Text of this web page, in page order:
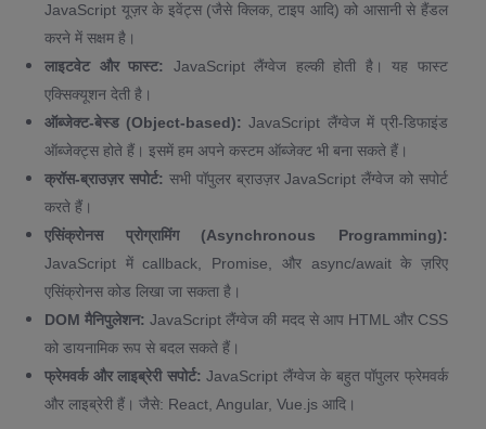
JavaScript यूज़र के इवेंट्स (जैसे क्लिक, टाइप आदि) को आसानी से हैंडल
करने में सक्षम है।
लाइटवेट और फास्ट:
JavaScript लैंग्वेज हल्की होती है। यह फास्ट
एक्सिक्यूशन देती है।
ऑब्जेक्ट-बेस्ड (Object-based): JavaScript लैंग्वेज में प्री-डिफाइंड
ऑब्जेक्ट्स होते हैं। इसमें हम अपने कस्टम ऑब्जेक्ट भी बना सकते हैं।
क्रॉस-ब्राउज़र सपोर्ट: सभी पॉपुलर ब्राउज़र JavaScript लैंग्वेज को सपोर्ट
करते हैं।
एसिंक्रोनस प्रोग्रामिंग (Asynchronous Programming):
JavaScript में callback, Promise, और async/await के ज़रिए
एसिंक्रोनस कोड लिखा जा सकता है।
DOM मैनिपुलेशन: JavaScript लैंग्वेज की मदद से आप HTML और CSS
को डायनामिक रूप से बदल सकते हैं।
फ्रेमवर्क और लाइब्रेरी सपोर्ट: JavaScript लैंग्वेज के बहुत पॉपुलर फ्रेमवर्क
और लाइब्रेरी हैं। जैसे: React, Angular, Vue.js आदि।